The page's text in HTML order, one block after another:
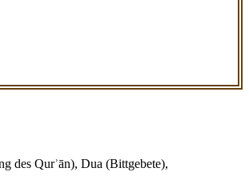
des Qurʾān), Dua (Bittgebete),